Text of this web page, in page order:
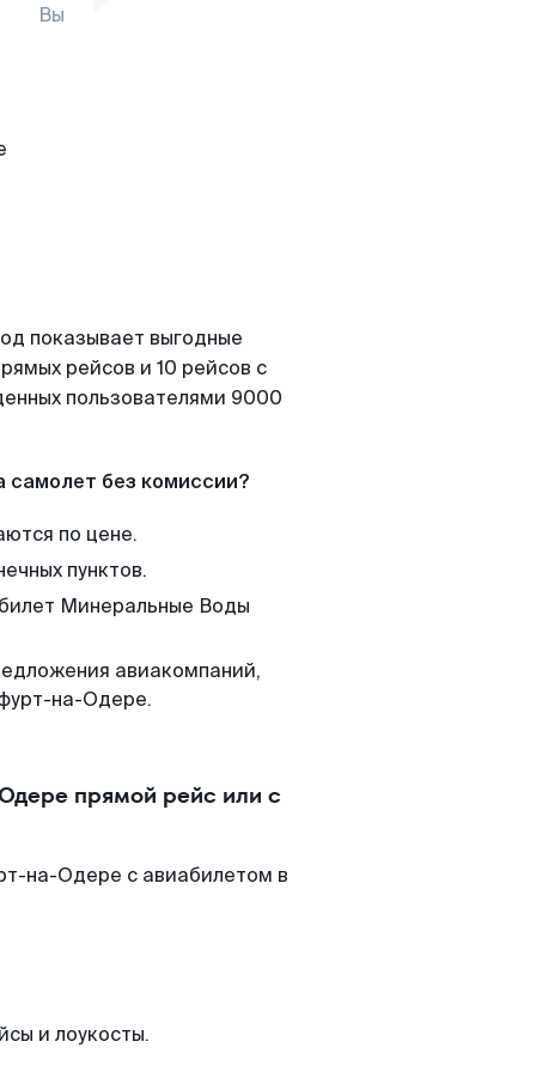
Вы
показывает выгодные
рейсов и 10 рейсов с
пользователями 9000
самолет без комиссии?
по цене.
пунктов.
Минеральные Воды
авиакомпаний,
на-Одере.
прямой рейс или с
на-Одере с авиабилетом в
и лоукосты.